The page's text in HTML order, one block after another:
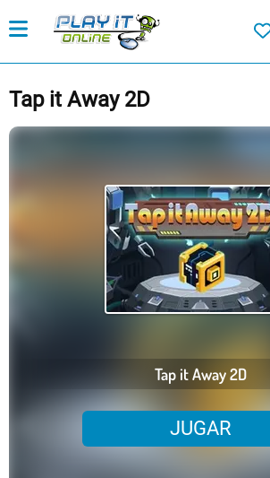
Tap it Away 2D
Tap it Away 2D
JUGAR